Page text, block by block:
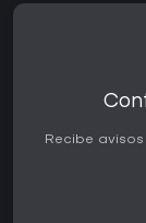
Recibe